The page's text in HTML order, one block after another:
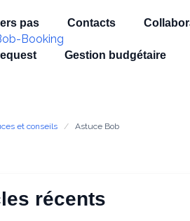
pas Contacts
Gestion budgétaire
et conseils Astuce Bob
récents